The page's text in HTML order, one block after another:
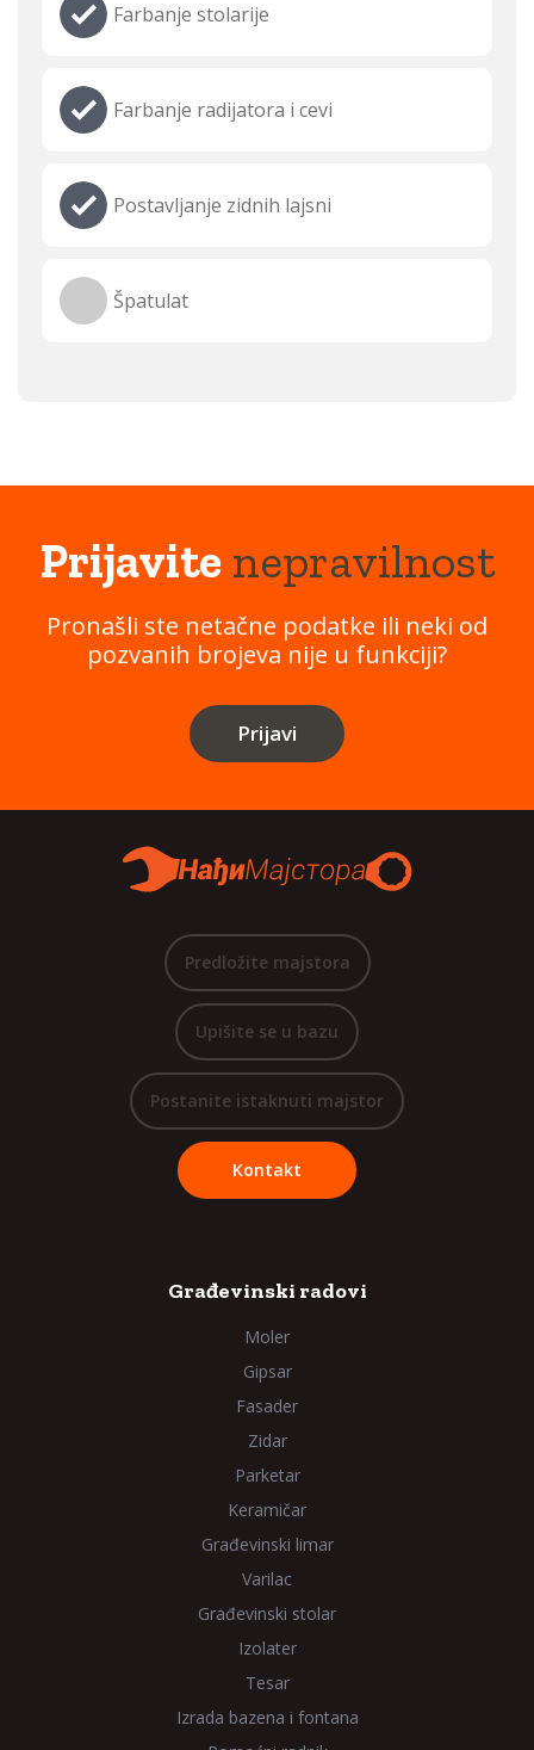
Farbanje stolarije
Farbanje radijatora i cevi
Postavljanje zidnih lajsni
Špatulat
Prijavitenepravilnost
Pronašli ste netačne podatke ili neki od
pozvanih brojeva nije u funkciji?
Prijavi
Predložite majstora
Upišite se u bazu
Postanite istaknuti majstor
Kontakt
Građevinski radovi
Moler
Gipsar
Fasader
Zidar
Parketar
Keramičar
Građevinski limar
Varilac
Građevinski stolar
Izolater
Tesar
Izrada bazena i fontana